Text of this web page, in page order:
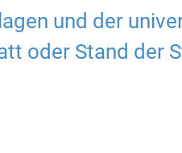
E-MAIL:
und der
oder Stand der